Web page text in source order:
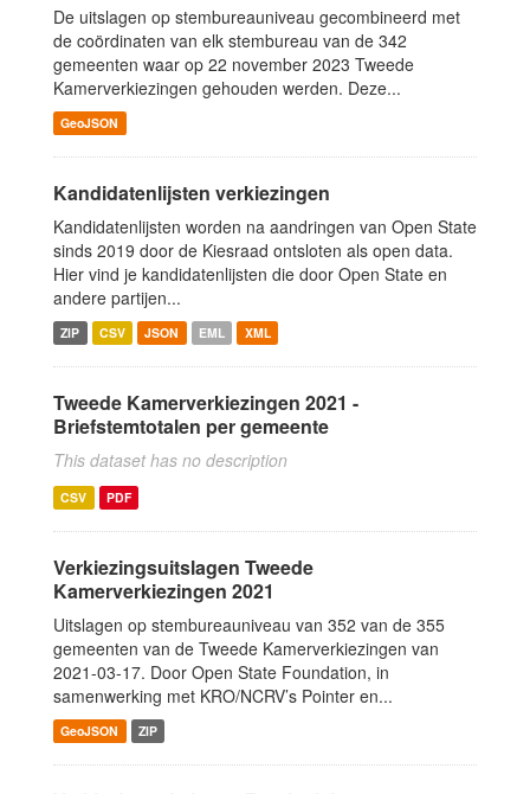
De uitslagen op stembureauniveau gecombineerd met
de coördinaten van elk stembureau van de 342
gemeenten waar op 22 november 2023 Tweede
Kamerverkiezingen gehouden werden. Deze...
GeoJSON
Kandidatenlijsten verkiezingen
Kandidatenlijsten worden na aandringen van Open State
sinds 2019 door de Kiesraad ontsloten als open data.
Hier vind je kandidatenlijsten die door Open State en
andere partijen...
ZIP CSV JSON EML XML
Tweede Kamerverkiezingen 2021 -
Briefstemtotalen per gemeente
This dataset has no description
CSV PDF
Verkiezingsuitslagen Tweede
Kamerverkiezingen 2021
Uitslagen op stembureauniveau van 352 van de 355
gemeenten van de Tweede Kamerverkiezingen van
2021-03-17. Door Open State Foundation, in
samenwerking met KRO/NCRV’s Pointer en...
GeoJSON ZIP